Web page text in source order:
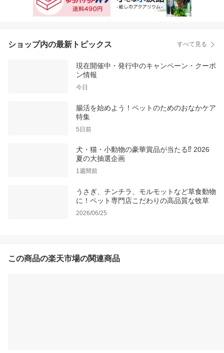
ショップ内の最新トピックス すべて見る
現在開催中・発行中のキャンペーン・クーポ
ン情報
今日
腸活を始めよう！ペットのためのおなかケア
特集
5日前
犬・猫・小動物の豪華賞品が当たる⁉ 2026
夏の大抽選企画
1週間前
うさぎ、チンチラ、モルモットなど草食動物
に！ペット専門店こだわりの高品質な牧草
2026/06/25
この商品の楽天市場の関連商品